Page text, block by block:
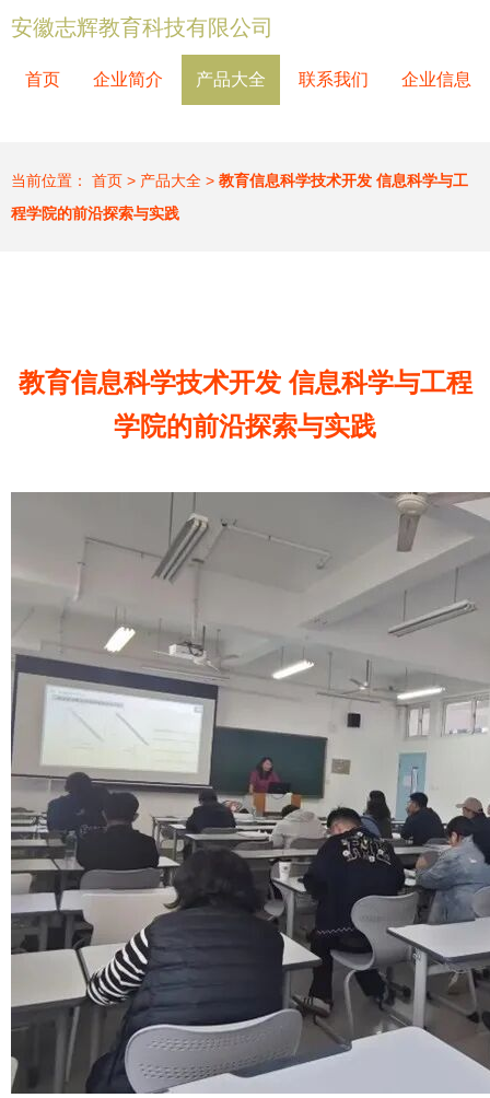
安徽志辉教育科技有限公司
首页 企业简介 产品大全 联系我们 企业信息
当前位置： 首页 > 产品大全 > 教育信息科学技术开发 信息科学与工
程学院的前沿探索与实践
教育信息科学技术开发 信息科学与工程
学院的前沿探索与实践